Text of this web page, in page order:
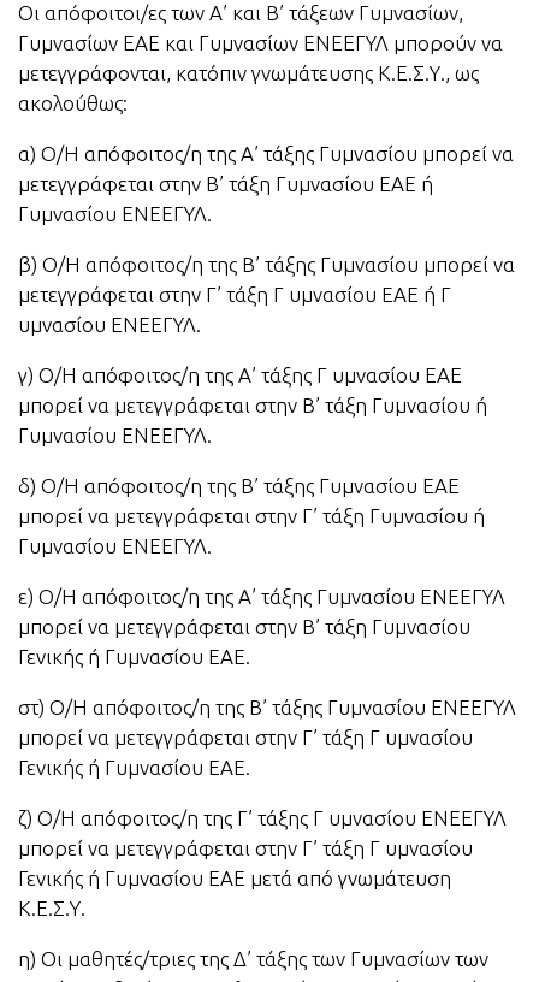
Οι απόφοιτοι/ες των Α’ και Β’ τάξεων Γυμνασίων,
Γυμνασίων ΕΑΕ και Γυμνασίων ΕΝΕΕΓΥΛ μπορούν να
μετεγγράφονται, κατόπιν γνωμάτευσης Κ.Ε.Σ.Υ., ως
ακολούθως:
α) Ο/Η απόφοιτος/η της Α’ τάξης Γυμνασίου μπορεί να
μετεγγράφεται στην Β’ τάξη Γυμνασίου ΕΑΕ ή
Γυμνασίου ΕΝΕΕΓΥΛ.
β) Ο/Η απόφοιτος/η της Β’ τάξης Γυμνασίου μπορεί να
μετεγγράφεται στην Γ’ τάξη Γ υμνασίου ΕΑΕ ή Γ
υμνασίου ΕΝΕΕΓΥΛ.
γ) Ο/Η απόφοιτος/η της Α’ τάξης Γ υμνασίου ΕΑΕ
μπορεί να μετεγγράφεται στην Β’ τάξη Γυμνασίου ή
Γυμνασίου ΕΝΕΕΓΥΛ.
δ) Ο/Η απόφοιτος/η της Β’ τάξης Γυμνασίου ΕΑΕ
μπορεί να μετεγγράφεται στην Γ’ τάξη Γυμνασίου ή
Γυμνασίου ΕΝΕΕΓΥΛ.
ε) Ο/Η απόφοιτος/η της Α’ τάξης Γυμνασίου ΕΝΕΕΓΥΛ
μπορεί να μετεγγράφεται στην Β’ τάξη Γυμνασίου
Γενικής ή Γυμνασίου ΕΑΕ.
στ) Ο/Η απόφοιτος/η της Β’ τάξης Γυμνασίου ΕΝΕΕΓΥΛ
μπορεί να μετεγγράφεται στην Γ’ τάξη Γ υμνασίου
Γενικής ή Γυμνασίου ΕΑΕ.
ζ) Ο/Η απόφοιτος/η της Γ’ τάξης Γ υμνασίου ΕΝΕΕΓΥΛ
μπορεί να μετεγγράφεται στην Γ’ τάξη Γ υμνασίου
Γενικής ή Γυμνασίου ΕΑΕ μετά από γνωμάτευση
Κ.Ε.Σ.Υ.
η) Οι μαθητές/τριες της Δ’ τάξης των Γυμνασίων των